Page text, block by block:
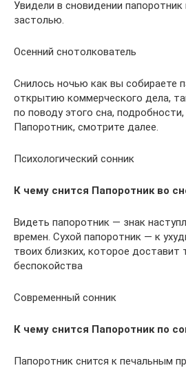
Увидели в сновидении
застолью.
Осенний снотолкователь
Снилось ночью как вы собираете
открытию коммерческого дела,
по поводу этого сна, подробности,
Папоротник, смотрите далее.
Психологический сонник
К чему снится Папоротник во
Видеть папоротник — знак
времен. Сухой папоротник — к
твоих близких, которое доставит
беспокойства
Современный сонник
К чему снится Папоротник по
Папоротник снится к печальным